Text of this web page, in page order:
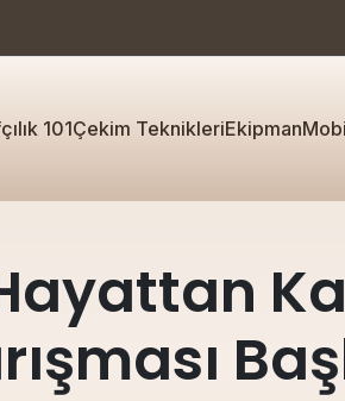
101Çekim TeknikleriEkipman